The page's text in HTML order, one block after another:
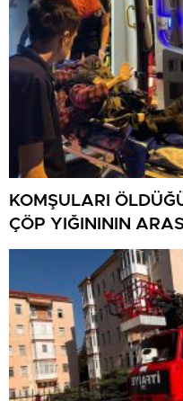
KOMŞULARI
ÇÖP YIĞINININ